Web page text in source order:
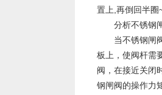
置上,再倒回半圈
分析不锈钢闸
当不锈钢闸阀
板上，使阀杆需
阀，在接近关闭
钢闸阀的操作力